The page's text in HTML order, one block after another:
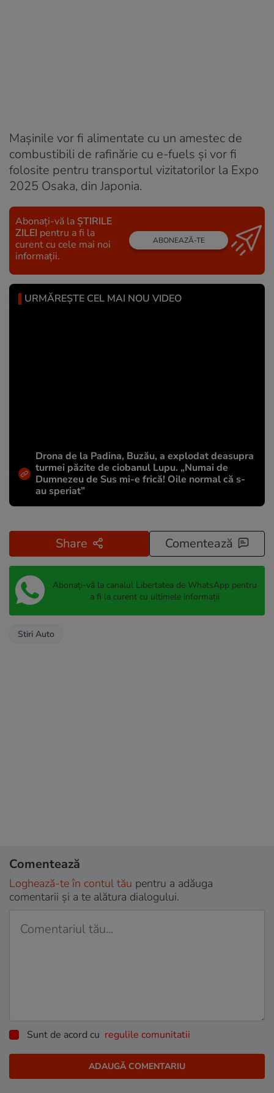
Mașinile vor fi alimentate cu un amestec de
combustibili de rafinărie cu e-fuels și vor fi
folosite pentru transportul vizitatorilor la Expo
2025 Osaka, din Japonia.
Abonați-vă la ȘTIRILE
ZILEI pentru a fi la
curent cu cele mai noi
informații.
ABONEAZĂ-TE
URMĂREȘTE CEL MAI NOU VIDEO
Drona de la Padina, Buzău, a explodat deasupra
turmei păzite de ciobanul Lupu. „Numai de
Dumnezeu de Sus mi-e frică! Oile normal că s-
au speriat”
Share Comentează
Abonați-vă la canalul Libertatea de WhatsApp pentru
a fi la curent cu ultimele informații
Stiri Auto
Comentează
Loghează-te în contul tău pentru a adăuga
comentarii și a te alătura dialogului.
Sunt de acord cu regulile comunitatii